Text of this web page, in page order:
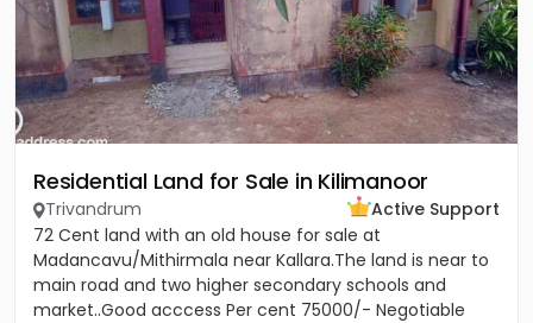
Residential Land for Sale in Kilimanoor
Trivandrum
Active Support
72 Cent land with an old house for sale at
Madancavu/Mithirmala near Kallara.The land is near to
main road and two higher secondary schools and
market..Good acccess Per cent 75000/- Negotiable